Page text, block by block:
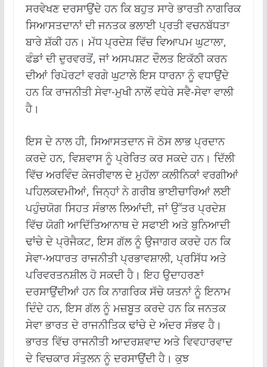
ਸਰਵੇਖਣ ਦਰਸਾਉਂਦੇ ਹਨ ਕਿ ਬਹੁਤ ਸਾਰੇ ਭਾਰਤੀ ਨਾਗਰਿਕ
ਸਿਆਸਤਦਾਨਾਂ ਦੀ ਜਨਤਕ ਭਲਾਈ ਪ੍ਰਤੀ ਵਚਨਬੱਧਤਾ
ਬਾਰੇ ਸ਼ੱਕੀ ਹਨ। ਮੱਧ ਪ੍ਰਦੇਸ਼ ਵਿੱਚ ਵਿਆਪਮ ਘੁਟਾਲਾ,
ਫੰਡਾਂ ਦੀ ਦੁਰਵਰਤੋਂ, ਜਾਂ ਅਸਪਸ਼ਟ ਦੌਲਤ ਇਕੱਠੀ ਕਰਨ
ਦੀਆਂ ਰਿਪੋਰਟਾਂ ਵਰਗੇ ਘੁਟਾਲੇ ਇਸ ਧਾਰਨਾ ਨੂੰ ਵਧਾਉਂਦੇ
ਹਨ ਕਿ ਰਾਜਨੀਤੀ ਸੇਵਾ-ਮੁਖੀ ਨਾਲੋਂ ਵਧੇਰੇ ਸਵੈ-ਸੇਵਾ ਵਾਲੀ
ਹੈ।
ਇਸ ਦੇ ਨਾਲ ਹੀ, ਸਿਆਸਤਦਾਨ ਜੋ ਠੋਸ ਲਾਭ ਪ੍ਰਦਾਨ
ਕਰਦੇ ਹਨ, ਵਿਸ਼ਵਾਸ ਨੂੰ ਪ੍ਰੇਰਿਤ ਕਰ ਸਕਦੇ ਹਨ। ਦਿੱਲੀ
ਵਿੱਚ ਅਰਵਿੰਦ ਕੇਜਰੀਵਾਲ ਦੇ ਮੁਹੱਲਾ ਕਲੀਨਿਕਾਂ ਵਰਗੀਆਂ
ਪਹਿਲਕਦਮੀਆਂ, ਜਿਨ੍ਹਾਂ ਨੇ ਗਰੀਬ ਭਾਈਚਾਰਿਆਂ ਲਈ
ਪਹੁੰਚਯੋਗ ਸਿਹਤ ਸੰਭਾਲ ਲਿਆਂਦੀ, ਜਾਂ ਉੱਤਰ ਪ੍ਰਦੇਸ਼
ਵਿੱਚ ਯੋਗੀ ਆਦਿੱਤਿਆਨਾਥ ਦੇ ਸਫਾਈ ਅਤੇ ਬੁਨਿਆਦੀ
ਢਾਂਚੇ ਦੇ ਪ੍ਰੋਜੈਕਟ, ਇਸ ਗੱਲ ਨੂੰ ਉਜਾਗਰ ਕਰਦੇ ਹਨ ਕਿ
ਸੇਵਾ-ਅਧਾਰਤ ਰਾਜਨੀਤੀ ਪ੍ਰਭਾਵਸ਼ਾਲੀ, ਪ੍ਰਸਿੱਧ ਅਤੇ
ਪਰਿਵਰਤਨਸ਼ੀਲ ਹੋ ਸਕਦੀ ਹੈ। ਇਹ ਉਦਾਹਰਣਾਂ
ਦਰਸਾਉਂਦੀਆਂ ਹਨ ਕਿ ਨਾਗਰਿਕ ਸੱਚੇ ਯਤਨਾਂ ਨੂੰ ਇਨਾਮ
ਦਿੰਦੇ ਹਨ, ਇਸ ਗੱਲ ਨੂੰ ਮਜ਼ਬੂਤ ​​ਕਰਦੇ ਹਨ ਕਿ ਜਨਤਕ
ਸੇਵਾ ਭਾਰਤ ਦੇ ਰਾਜਨੀਤਿਕ ਢਾਂਚੇ ਦੇ ਅੰਦਰ ਸੰਭਵ ਹੈ।
ਭਾਰਤ ਵਿੱਚ ਰਾਜਨੀਤੀ ਆਦਰਸ਼ਵਾਦ ਅਤੇ ਵਿਵਹਾਰਵਾਦ
ਦੇ ਵਿਚਕਾਰ ਸੰਤੁਲਨ ਨੂੰ ਦਰਸਾਉਂਦੀ ਹੈ। ਕੁਝ